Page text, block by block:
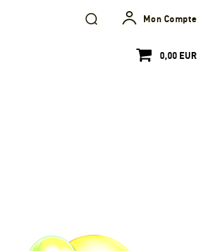
Mon Compte
0,00 EUR